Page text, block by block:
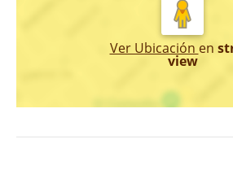
Ver Ubicación en
view